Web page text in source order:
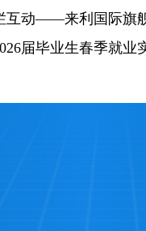
互动——​来利国际旗
届毕业生春季就业